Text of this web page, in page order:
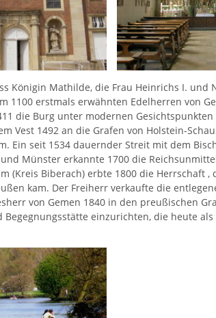
Königin Mathilde, die Frau Heinrichs I. und
1100 erstmals erwähnten Edelherren von
die Burg unter modernen Gesichtspunkten
Vest 1492 an die Grafen von Holstein-
Ein seit 1534 dauernder Streit mit dem
Münster erkannte 1700 die
(Kreis Biberach) erbte 1800 die Herrschaft
kam. Der Freiherr verkaufte die
von Gemen 1840 in den preußischen
einzurichten, die heute